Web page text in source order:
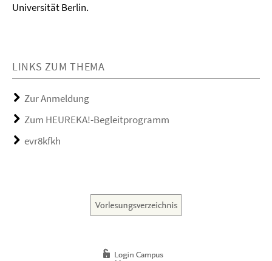
Universität Berlin.
LINKS ZUM THEMA
Zur Anmeldung
Zum HEUREKA!-Begleitprogramm
evr8kfkh